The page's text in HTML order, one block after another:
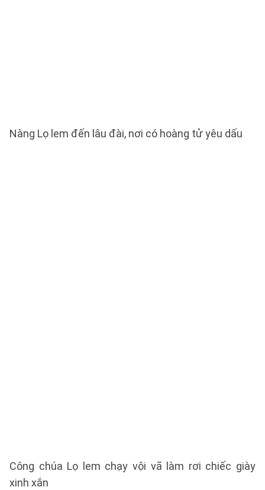
Nàng Lọ lem đến lâu đài, nơi có hoàng tử yêu dấu
Công chúa Lọ lem chạy vội vã làm rơi chiếc giày
xinh xắn